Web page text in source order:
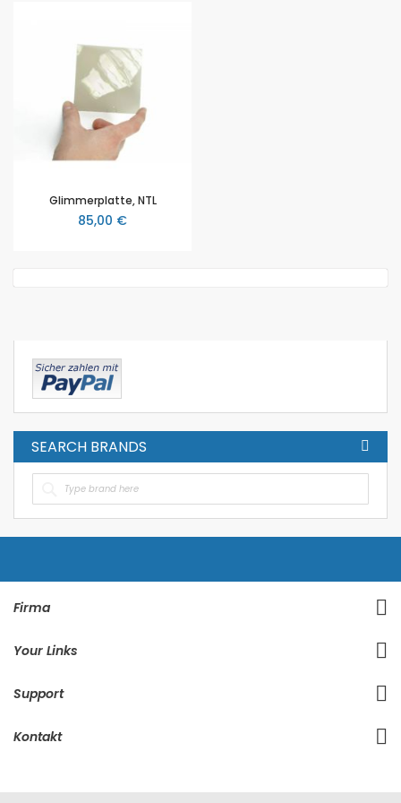
Glimmerplatte, NTL
85,00 €
SEARCH BRANDS
Firma
Your Links
Support
Kontakt